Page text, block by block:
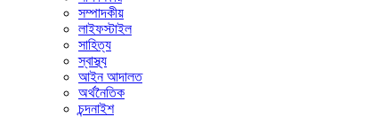
সম্পাদকীয়
লাইফস্টাইল
সাহিত্য
স্বাস্থ্য
আইন আদালত
অর্থনৈতিক
চন্দনাইশ